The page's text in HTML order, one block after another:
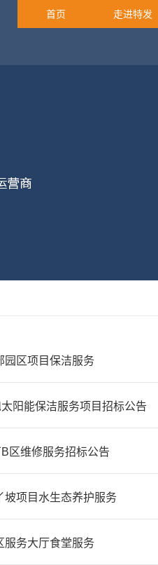
首页 走进特发
园区项目保洁服务
阳能保洁服务项目招标公告
区维修服务招标公告
坡项目水生态养护服务
服务大厅食堂服务